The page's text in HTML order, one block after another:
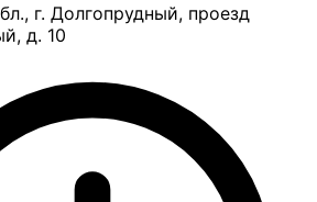
г. Долгопрудный, проезд
д. 10